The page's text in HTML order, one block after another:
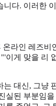
다. 이러한
라인 레즈
게 맞을 리
대신, 그
된 부분